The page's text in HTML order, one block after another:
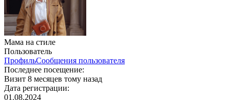
Мама на стиле
Пользователь
ПрофильСообщения пользователя
Последнее посещение:
Визит 8 месяцев тому назад
Дата регистрации:
01.08.2024